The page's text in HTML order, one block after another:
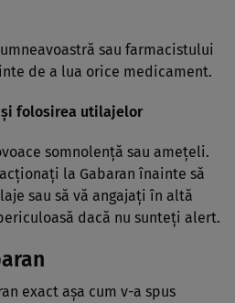
sau farmacistului
de a lua orice medicament.
şi folosirea utilajelor
somnolenţă sau ameţeli.
la Gabaran înainte să
sau să vă angajaţi în altă
dacă nu sunteţi alert.
exact aşa cum v-a spus